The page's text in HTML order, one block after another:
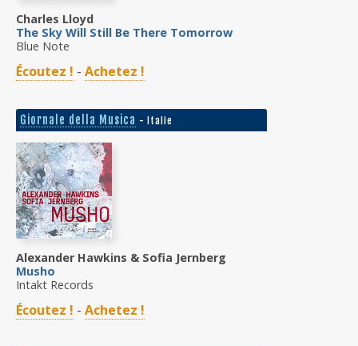
Charles Lloyd
The Sky Will Still Be There Tomorrow
Blue Note
Écoutez ! - Achetez !
Giornale della Musica - Italie
Alexander Hawkins & Sofia Jernberg
Musho
Intakt Records
Écoutez ! - Achetez !